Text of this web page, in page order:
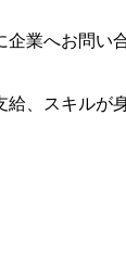
企業へお問い
給、スキルが